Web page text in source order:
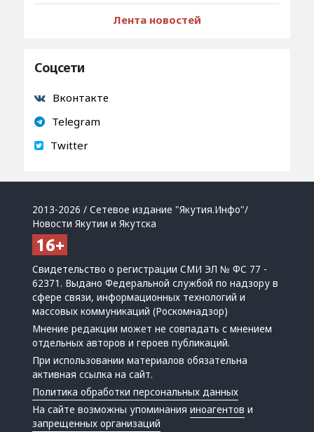
Лента новостей
Соцсети
Вконтакте
Telegram
Twitter
2013-2026 / Сетевое издание "Якутия.Инфо"/
Новости Якутии и Якутска
Свидетельство о регистрации СМИ ЭЛ № ФС 77 -
62371. Выдано Федеральной службой по надзору в
сфере связи, информационных технологий и
массовых коммуникаций (Роскомнадзор)
Мнение редакции может не совпадать с мнением
отдельных авторов и героев публикаций.
При использовании материалов обязательна
активная ссылка на сайт.
Политика обработки персональных данных
На сайте возможны упоминанияиноагентов и
запрещенных организаций